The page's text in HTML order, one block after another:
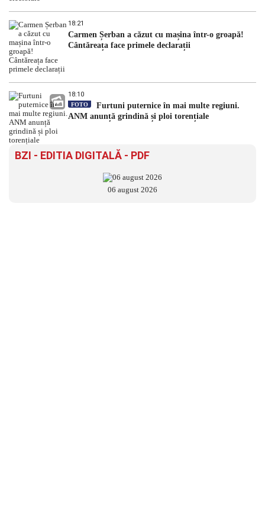
18:21
Carmen Șerban a căzut cu mașina într-o groapă!
Cântăreața face primele declarații
18:10
FOTO
Furtuni puternice în mai multe regiuni.
ANM anunță grindină și ploi torențiale
BZI - EDITIA DIGITALĂ - PDF
06 august 2026